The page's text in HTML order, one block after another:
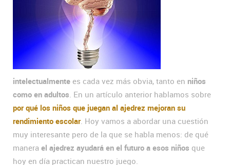
intelectualmente es cada vez más obvia, tanto en niños
como en adultos . En un artículo anterior hablamos sobre
por qué los niños que juegan al ajedrez mejoran su
rendimiento escolar. Hoy vamos a abordar una cuestión
muy interesante pero de la que se habla menos: de qué
manera el ajedrez ayudará en el futuro a esos niños que
hoy en día practican nuestro juego.